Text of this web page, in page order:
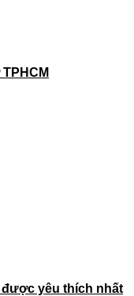
được yêu thích nhất